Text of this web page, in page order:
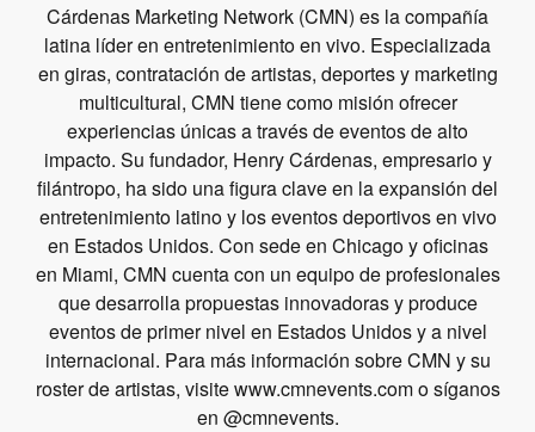
Cárdenas Marketing Network (CMN) es la compañía
latina líder en entretenimiento en vivo. Especializada
en giras, contratación de artistas, deportes y marketing
multicultural, CMN tiene como misión ofrecer
experiencias únicas a través de eventos de alto
impacto. Su fundador, Henry Cárdenas, empresario y
filántropo, ha sido una figura clave en la expansión del
entretenimiento latino y los eventos deportivos en vivo
en Estados Unidos. Con sede en Chicago y oficinas
en Miami, CMN cuenta con un equipo de profesionales
que desarrolla propuestas innovadoras y produce
eventos de primer nivel en Estados Unidos y a nivel
internacional. Para más información sobre CMN y su
roster de artistas, visite www.cmnevents.com o síganos
en @cmnevents.